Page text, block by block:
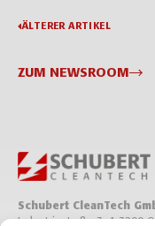
ÄLTERER ARTIKEL
ZUM NEWSROOM
Schubert CleanTech
Industriestraße 3, A-3200